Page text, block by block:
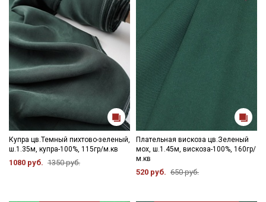
Купра цв.Темный пихтово-зеленый,
ш.1.35м, купра-100%, 115гр/м.кв
1080 руб. 1350 руб.
Плательная вискоза цв.Зеленый
мох, ш.1.45м, вискоза-100%, 160гр/
м.кв
520 руб. 650 руб.
данных
Даю Согласие на получение рекламных и
информационных рассылок